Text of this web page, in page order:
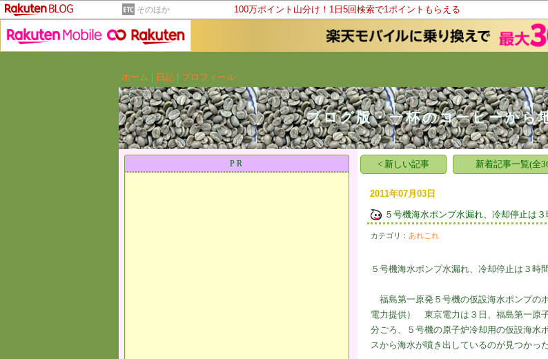
そのほか 100万ポイント山分け！1日5回検索で1ポイントもらえる
ホーム
日記 プロフィール
ブログ版・一杯のコーヒーから
PR < 新しい記事 新着記事一覧(全
2011年07月03日
５号機海水ポンプ水漏れ、冷却停止は
カテゴリ： あれこれ
５号機海水ポンプ水漏れ、冷却停止は３時
福島第一原発５号機の仮設海水ポンプの
電力提供） 東京電力は３日、福島第一原
分ごろ、５号機の原子炉冷却用の仮設海水
スから海水が噴き出しているのが見つかっ